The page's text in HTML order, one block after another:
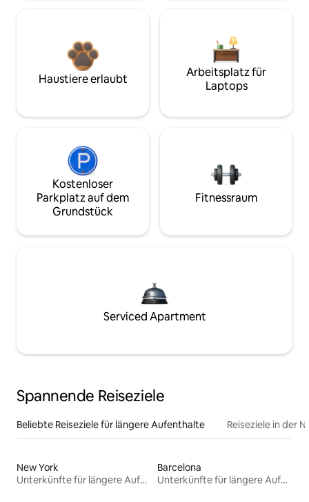
Haustiere erlaubt
Arbeitsplatz für
Laptops
Kostenloser
Parkplatz auf dem
Grundstück
Fitnessraum
Serviced Apartment
Spannende Reiseziele
Beliebte Reiseziele für längere Aufenthalte Reiseziele in der
New York
Unterkünfte für längere Aufenthalte
Barcelona
Unterkünfte für längere Aufenthalte